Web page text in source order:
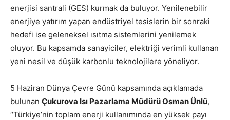
enerjisi santrali (GES) kurmak da buluyor. Yenilenebilir
enerjiye yatırım yapan endüstriyel tesislerin bir sonraki
hedefi ise geleneksel ısıtma sistemlerini yenilemek
oluyor. Bu kapsamda sanayiciler, elektriği verimli kullanan
yeni nesil ve düşük karbonlu teknolojilere yöneliyor.
5 Haziran Dünya Çevre Günü kapsamında açıklamada
bulunan Çukurova Isı Pazarlama Müdürü Osman Ünlü,
“Türkiye’nin toplam enerji kullanımında en yüksek payı